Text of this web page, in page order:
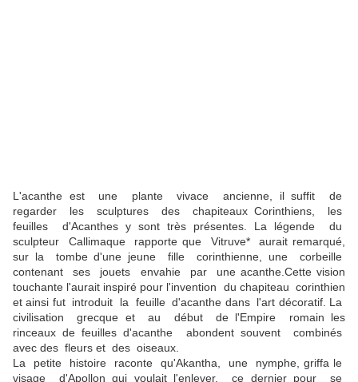
L'acanthe est une plante vivace ancienne, il suffit de
regarder les sculptures des chapiteaux Corinthiens, les
feuilles d'Acanthes y sont très présentes. La légende du
sculpteur Callimaque rapporte que Vitruve* aurait remarqué,
sur la tombe d'une jeune fille corinthienne, une corbeille
contenant ses jouets envahie par une acanthe.Cette vision
touchante l'aurait inspiré pour l'invention du chapiteau corinthien
et ainsi fut introduit la feuille d'acanthe dans l'art décoratif. La
civilisation grecque et au début de l'Empire romain les
rinceaux de feuilles d'acanthe abondent souvent combinés
avec des fleurs et des oiseaux.
La petite histoire raconte qu'Akantha, une nymphe, griffa le
visage d'Apollon qui voulait l'enlever, ce dernier pour se